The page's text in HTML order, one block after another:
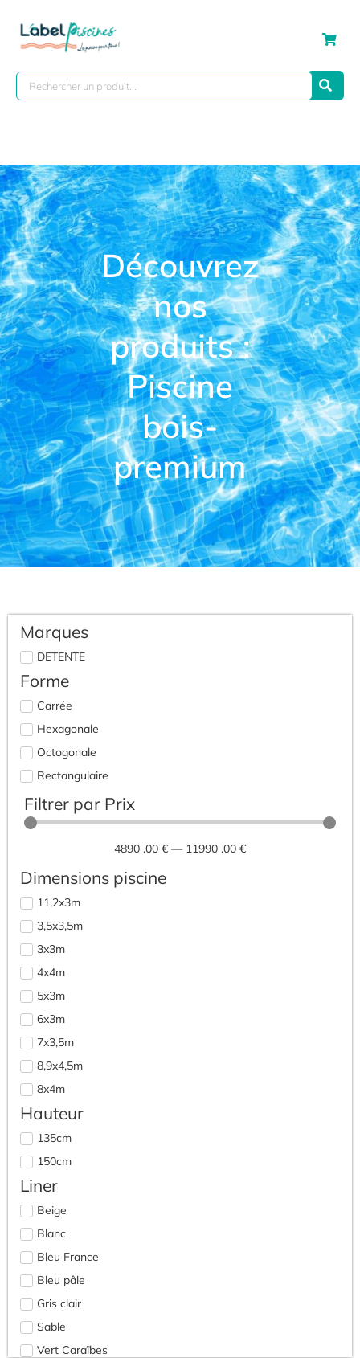
Découvrez
nos
produits :
Piscine
bois-
premium
Marques
DETENTE
Forme
Carrée
Hexagonale
Octogonale
Rectangulaire
Filtrer par Prix
4890 .00 € — 11990 .00 €
Dimensions piscine
11,2x3m
3,5x3,5m
3x3m
4x4m
5x3m
6x3m
7x3,5m
8,9x4,5m
8x4m
Hauteur
135cm
150cm
Liner
Beige
Blanc
Bleu France
Bleu pâle
Gris clair
Sable
Vert Caraïbes